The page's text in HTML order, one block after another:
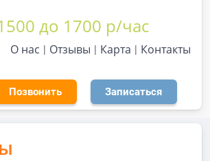
до 1700 р/час
О нас Отзывы Карта Контакты
Позвонить Записаться